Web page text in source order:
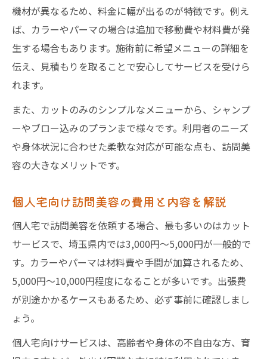
機材が異なるため、料金に幅が出るのが特徴です。例え
ば、カラーやパーマの場合は追加で移動費や材料費が発
生する場合もあります。施術前に希望メニューの詳細を
伝え、見積もりを取ることで安心してサービスを受けら
れます。
また、カットのみのシンプルなメニューから、シャンプ
ーやブロー込みのプランまで様々です。利用者のニーズ
や身体状況に合わせた柔軟な対応が可能な点も、訪問美
容の大きなメリットです。
個人宅向け訪問美容の費用と内容を解説
個人宅で訪問美容を依頼する場合、最も多いのはカット
サービスで、埼玉県内では3,000円〜5,000円が一般的で
す。カラーやパーマは材料費や手間が加算されるため、
5,000円〜10,000円程度になることが多いです。出張費
が別途かかるケースもあるため、必ず事前に確認しまし
ょう。
個人宅向けサービスは、高齢者や身体の不自由な方、育